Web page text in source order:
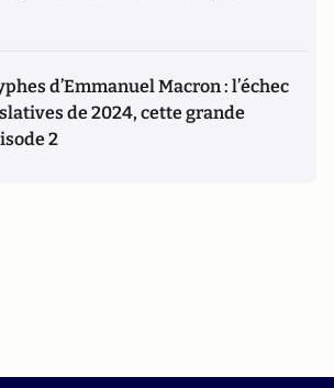
d’Emmanuel Macron : l’échec
de 2024, cette grande
2